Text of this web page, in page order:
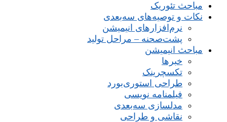
مباحث تئوریک
نکات و توصیه‌های‌ سه‌بعدی
نرم‌افزارهای انیمیشن
پشت‌صحنه – مراحل تولید
مباحث انیمیشن
خبرها
تکسچرینک
طراحی استوری‌بورد
فیلمنامه نویسی
مدلسازی سه‌بعدی
نقاشی و طراحی